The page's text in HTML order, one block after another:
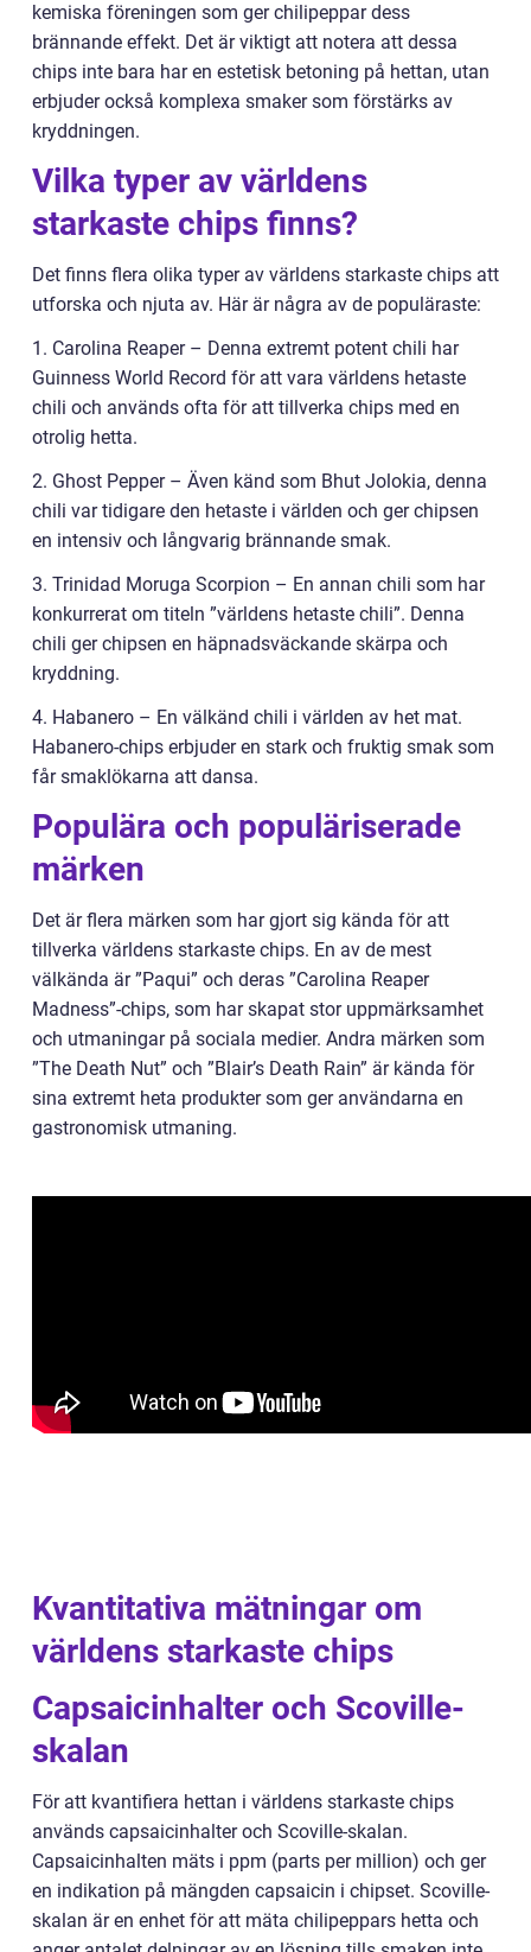
kemiska föreningen som ger chilipeppar dess
brännande effekt. Det är viktigt att notera att dessa
chips inte bara har en estetisk betoning på hettan, utan
erbjuder också komplexa smaker som förstärks av
kryddningen.
Vilka typer av världens
starkaste chips finns?
Det finns flera olika typer av världens starkaste chips att
utforska och njuta av. Här är några av de populäraste:
1. Carolina Reaper – Denna extremt potent chili har
Guinness World Record för att vara världens hetaste
chili och används ofta för att tillverka chips med en
otrolig hetta.
2. Ghost Pepper – Även känd som Bhut Jolokia, denna
chili var tidigare den hetaste i världen och ger chipsen
en intensiv och långvarig brännande smak.
3. Trinidad Moruga Scorpion – En annan chili som har
konkurrerat om titeln ”världens hetaste chili”. Denna
chili ger chipsen en häpnadsväckande skärpa och
kryddning.
4. Habanero – En välkänd chili i världen av het mat.
Habanero-chips erbjuder en stark och fruktig smak som
får smaklökarna att dansa.
Populära och populäriserade
märken
Det är flera märken som har gjort sig kända för att
tillverka världens starkaste chips. En av de mest
välkända är ”Paqui” och deras ”Carolina Reaper
Madness”-chips, som har skapat stor uppmärksamhet
och utmaningar på sociala medier. Andra märken som
”The Death Nut” och ”Blair’s Death Rain” är kända för
sina extremt heta produkter som ger användarna en
gastronomisk utmaning.
Kvantitativa mätningar om
världens starkaste chips
Capsaicinhalter och Scoville-
skalan
För att kvantifiera hettan i världens starkaste chips
används capsaicinhalter och Scoville-skalan.
Capsaicinhalten mäts i ppm (parts per million) och ger
en indikation på mängden capsaicin i chipset. Scoville-
skalan är en enhet för att mäta chilipeppars hetta och